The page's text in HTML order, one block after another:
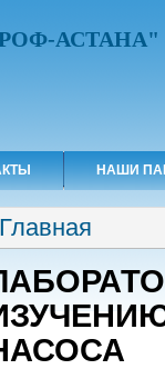
АСТАНА"
НАШИ
Вы здесь
Главная